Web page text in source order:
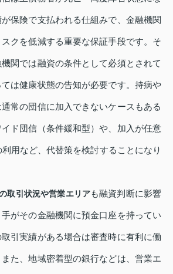
保険で支払われる仕組みで、金融機関
クを低減する重要な保証手段です。そ
関では融資の条件として必須とされて
は健康状態の告知が必要です。持病や
常の団信に加入できないケースもある
ド団信（条件緩和型）や、加入が任意
用など、代替策を検討することになり
取引状況や営業エリアも融資判断に影響
がその金融機関に預金口座を持ってい
引実績がある場合は審査時に有利に働
た、地域密着型の銀行などは、営業エ